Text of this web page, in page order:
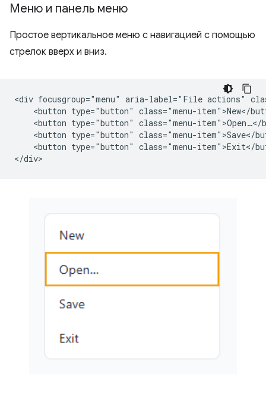
Меню и панель меню
Простое вертикальное меню с навигацией с помощью
стрелок вверх и вниз.
<div focusgroup="menu" aria-label="File actions"
<button type="button" class="menu-item">New</
<button type="button" class="menu-item">Open…</
<button type="button" class="menu-item">Save</
<button type="button" class="menu-item">Exit</